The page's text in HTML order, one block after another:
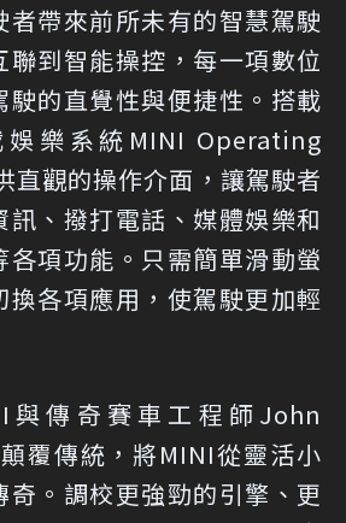
者帶來前所未有的智慧駕駛
聯到智能操控，每一項數位
駛的直覺性與便捷性。搭載
樂系統MINI Operating
直觀的操作介面，讓駕駛者
、撥打電話、媒體娛樂和
各項功能。只需簡單滑動螢
換各項應用，使駕駛更加輕
與傳奇賽車工程師John
覆傳統，將MINI從靈活小
奇。調校更強勁的引擎、更